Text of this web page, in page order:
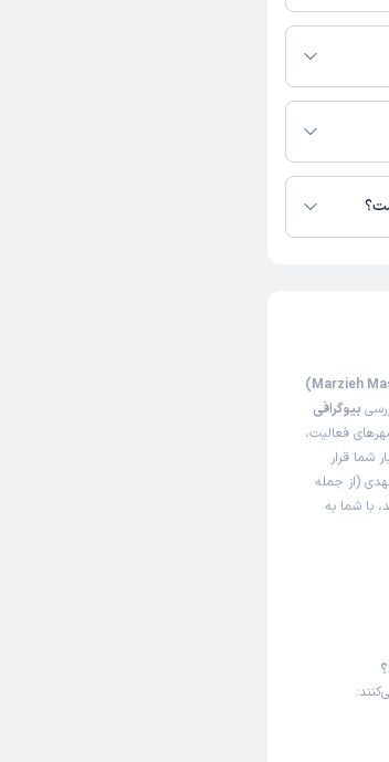
نیست.
در دسترس
بیوگرافی
فعالیت،
شما قرار
(از جمله
با شما به